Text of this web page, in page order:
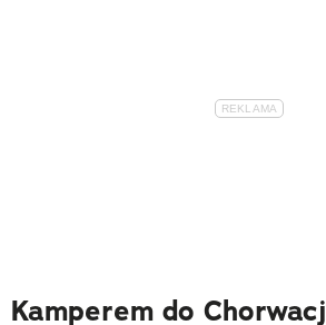
Kamperem do